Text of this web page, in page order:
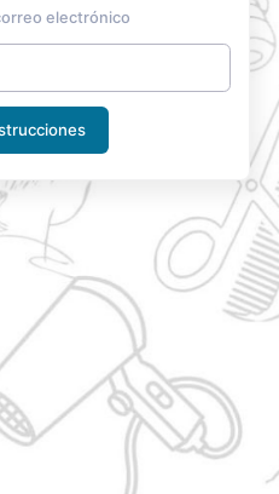
electrónico